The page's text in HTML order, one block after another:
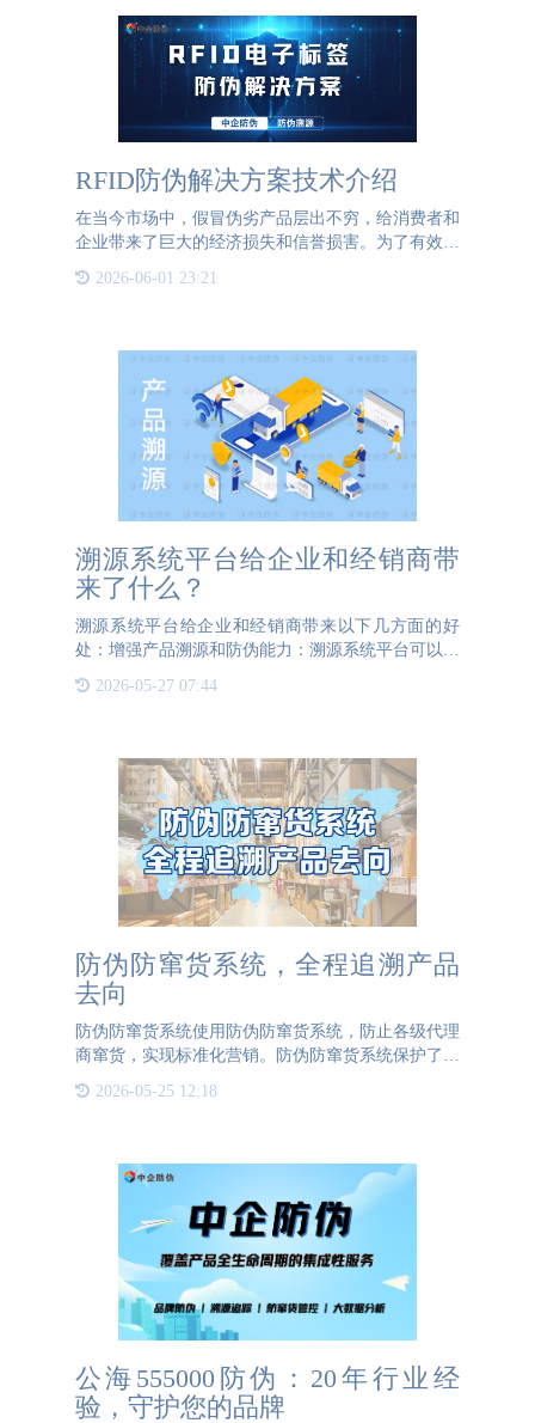
RFID防伪解决方案技术介绍
在当今市场中，假冒伪劣产品层出不穷，给消费者和
企业带来了巨大的经济损失和信誉损害。为了有效打
击假冒产品，RFID（射频识别）技术作为一种高
效、可靠的防伪手段，逐渐被广泛应用。RFID技术
2026-06-01 23:21
溯源系统平台给企业和经销商带
来了什么？
溯源系统平台给企业和经销商带来以下几方面的好
处：增强产品溯源和防伪能力：溯源系统平台可以追
踪产品的生产、流通和销售等环节，确保产品的真实
性和安全性。通过该平台，企业和经销商可以快速识
2026-05-27 07:44
防伪防窜货系统，全程追溯产品
去向
防伪防窜货系统使用防伪防窜货系统，防止各级代理
商窜货，实现标准化营销。防伪防窜货系统保护了经
局面，使一物一码具有更大的价值。防伪防窜货系统
2026-05-25 12:18
公海555000防伪：20年行业经
验，守护您的品牌